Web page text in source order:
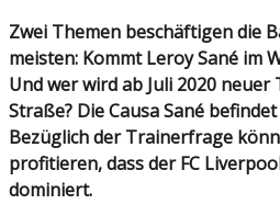
Zwei Themen beschäftigen die Bayernfans derzeit am
meisten: Kommt Leroy Sané im
Und wer wird ab Juli 2020
Straße? Die Causa Sané
Bezüglich der Trainerfrage
profitieren, dass der FC
dominiert.